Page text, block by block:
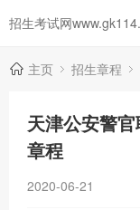
招生考试网
主页 招生章程
天津公安警
章程
2020-06-21